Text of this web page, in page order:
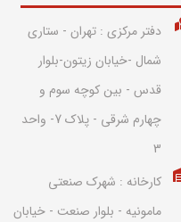
دفتر مرکزی : تهران - ستاری
شمال -خیابان زیتون-بلوار
قدس - بین کوچه سوم و
چهارم شرقی - پلاک 7- واحد
3
کارخانه : شهرک صنعتی
مامونیه - بلوار صنعت - خیابان